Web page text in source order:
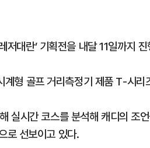
대란’ 기획전을 내달 11일까지
계형 골프 거리측정기 제품 T-시리
실시간 코스를 분석해 캐디의 조
로 선보이고 있다.